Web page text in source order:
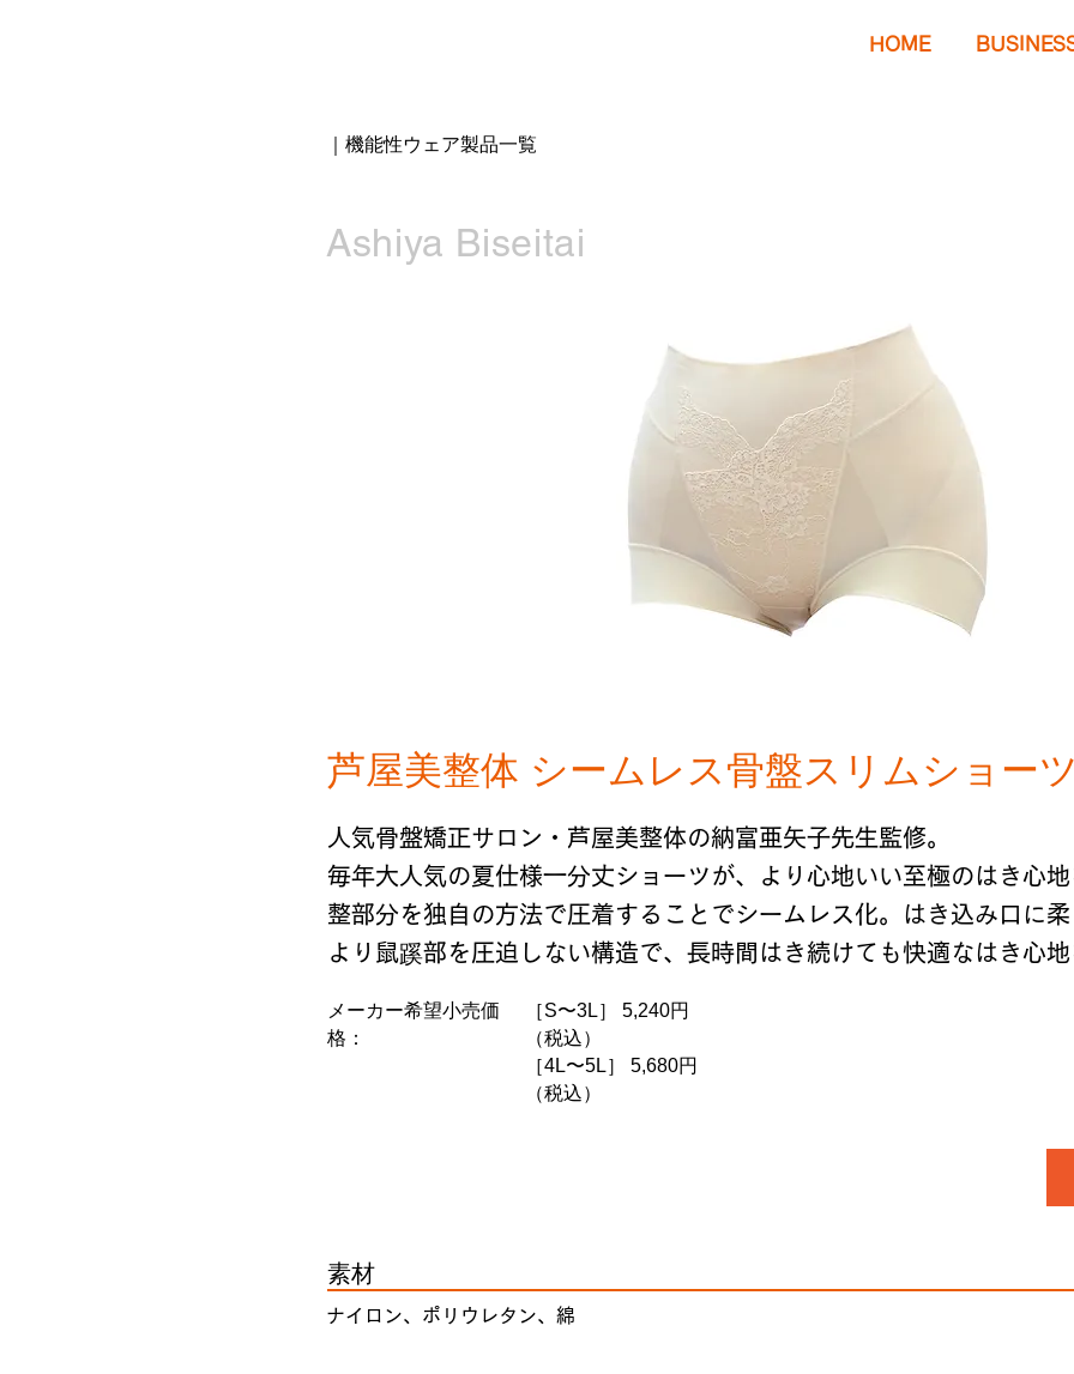
HOME
｜機能性ウェア製品一覧
Ashiya Biseitai
芦屋美整体 シームレス骨盤スリムショー
人気骨盤矯正サロン・芦屋美整体の納富亜矢子先生監修。
毎年大人気の夏仕様一分丈ショーツが、より心地いい至極のはき心
整部分を独自の方法で圧着することでシームレス化。はき込み口に柔
より鼠蹊部を圧迫しない構造で、長時間はき続けても快適なはき心地
メーカー希望小売価
格：
［S〜3L］ 5,240円
（税込）
［4L〜5L］ 5,680円
（税込）
素材
ナイロン、ポリウレタン、綿